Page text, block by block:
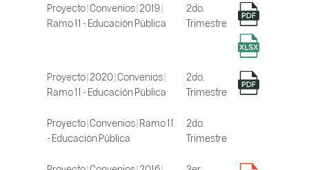
Proyecto | Convenios | 2019 |
Ramo 11 - Educación Pública
2do.
Trimestre
Proyecto | 2020 | Convenios |
Ramo 11 - Educación Pública
2do.
Trimestre
Proyecto | Convenios | Ramo 11
- Educación Pública
2do.
Trimestre